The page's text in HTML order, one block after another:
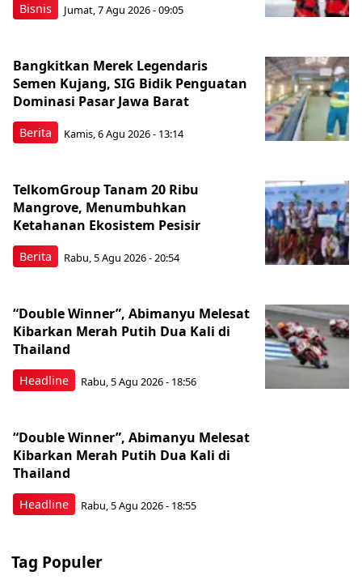
Bisnis Jumat, 7 Agu 2026 - 09:05
Berita
Bangkitkan Merek Legendaris
Semen Kujang, SIG Bidik Penguatan
Dominasi Pasar Jawa Barat
Kamis, 6 Agu 2026 - 13:14
Berita
TelkomGroup Tanam 20 Ribu
Mangrove, Menumbuhkan
Ketahanan Ekosistem Pesisir
Rabu, 5 Agu 2026 - 20:54
Headline
“Double Winner”, Abimanyu Melesat
Kibarkan Merah Putih Dua Kali di
Thailand
Rabu, 5 Agu 2026 - 18:56
Headline
“Double Winner”, Abimanyu Melesat
Kibarkan Merah Putih Dua Kali di
Thailand
Rabu, 5 Agu 2026 - 18:55
Tag Populer